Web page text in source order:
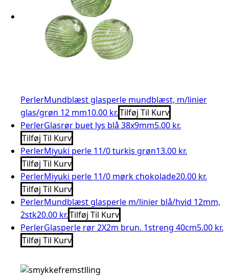
PerlerMundblæst glasperle mundblæst, m/linier
glas/grøn 12 mm10.00 kr.Tilføj Til Kurv
PerlerGlasrør buet lys blå 38x9mm5.00 kr.
Tilføj Til Kurv
PerlerMiyuki perle 11/0 turkis grøn13.00 kr.
Tilføj Til Kurv
PerlerMiyuki perle 11/0 mørk chokolade20.00 kr.
Tilføj Til Kurv
PerlerMundblæst glasperle m/linier blå/hvid 12mm,
2stk20.00 kr.Tilføj Til Kurv
PerlerGlasperle rør 2X2m brun. 1streng 40cm5.00 kr.
Tilføj Til Kurv